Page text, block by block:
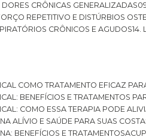
DORES CRÔNICAS GENERALIZADAS
REPETITIVO E DISTÚRBIOS
CRÔNICOS E AGUDOS
COMO TRATAMENTO EFICAZ
BENEFÍCIOS E TRATAMENTOS
COMO ESSA TERAPIA PODE
ALÍVIO E SAÚDE PARA SUAS
BENEFÍCIOS E TRATAMENTOS